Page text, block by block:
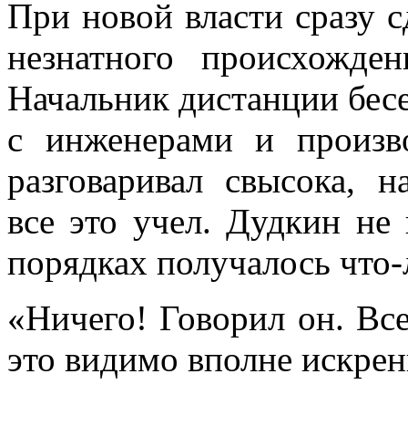
При новой власти сразу
незнатного
Начальник дистанции
с инженерами и
разговаривал свысока,
все это учел. Дудкин
порядках получалось
«Ничего! Говорил он.
это видимо вполне